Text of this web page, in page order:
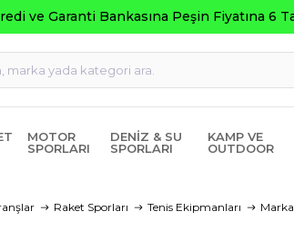
6 Taksit
MOTOR
SPORLARI
DENIZ & SU
SPORLARI
KAMP VE
OUTDOOR
Raket Sporları Tenis Ekipmanları Marka